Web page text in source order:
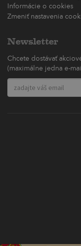
Informácie o cookies
Zmeniť nastavenia
Newsletter
Chcete dostávať
(maximálne jedna e-